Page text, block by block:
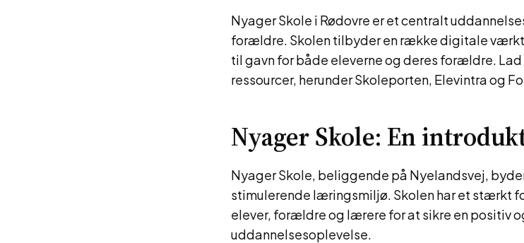
Nyager Skole i Rødovre er et centralt
forældre. Skolen tilbyder en række digitale
til gavn for både eleverne og deres forældre.
ressourcer, herunder Skoleporten, Elevintra og
Nyager Skole: En
Nyager Skole, beliggende på Nyelandsvej,
stimulerende læringsmiljø. Skolen har et stærkt
elever, forældre og lærere for at sikre en positiv
uddannelsesoplevelse.